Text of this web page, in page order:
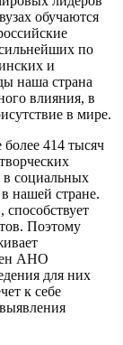
обучаются
по
и
наша страна
влияния, в
в мире.
414 тысяч
социальных
нашей стране.
Поэтому
АНО
для них
к себе